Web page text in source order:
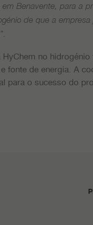
Benavente, para a
de que a
.
no
fonte de energia. A
para o sucesso do